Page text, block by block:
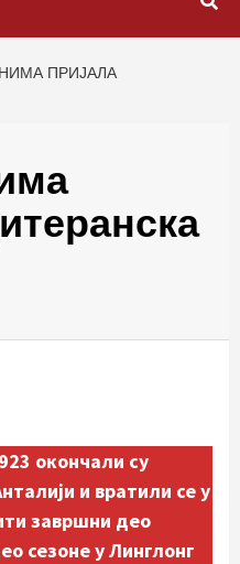
ПРИЈАЛА
окончали су
и вратили се у
завршни део
сезоне у Линглонг